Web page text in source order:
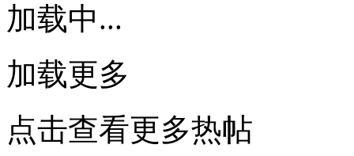
加载中...
加载更多
点击查看更多热帖